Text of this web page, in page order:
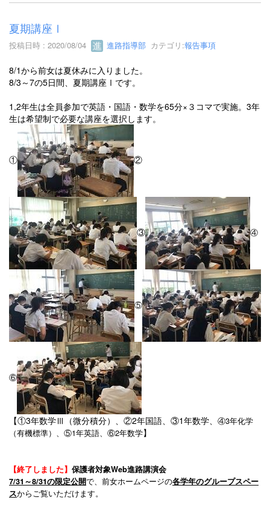
夏期講座Ⅰ
投稿日時 : 2020/08/04 進路指導部 カテゴリ:報告事項
8/1から前女は夏休みに入りました。
8/3～7の5日間、夏期講座Ⅰです。
1,2年生は全員参加で英語・国語・数学を65分×３コマで実施。3年
生は希望制で必要な講座を選択します。
① ②
③ ④
⑤
⑥
【①3年数学Ⅲ（微分積分）、②2年国語、③1年数学、 ④3年化学
（有機標準）、⑤1年英語、⑥2年数学】
【終了しました】 保護者対象Web進路講演会
7/31～8/31の限定公開で、前女ホームページの各学年のグループスペー
スからご覧いただけます。